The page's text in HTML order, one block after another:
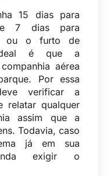
15 dias para
e 7 dias para
ou o furto de
é que a
aérea
Por essa
verificar a
relatar qualquer
assim que a
Todavia, caso
já em sua
exigir o